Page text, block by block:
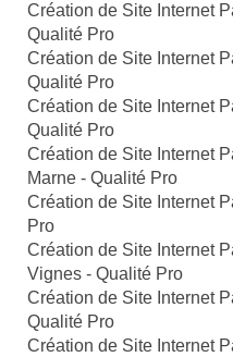
Création de Site Internet
Qualité Pro
Création de Site Internet
Qualité Pro
Création de Site Internet
Qualité Pro
Création de Site Internet
Marne - Qualité Pro
Création de Site Internet
Pro
Création de Site Internet
Vignes - Qualité Pro
Création de Site Internet
Qualité Pro
Création de Site Internet